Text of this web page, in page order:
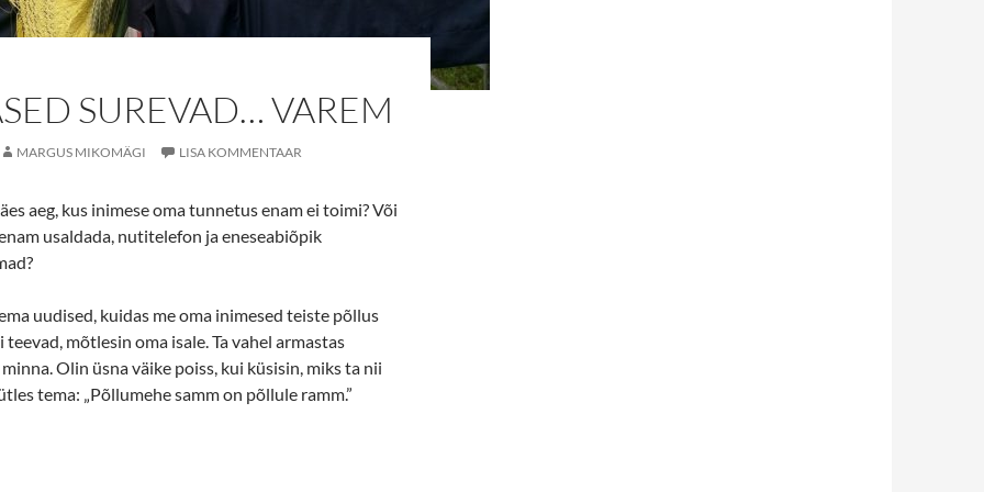
SUREVAD… VAREM
MARGUS MIKOMÄGI LISA KOMMENTAAR
aeg, kus inimese oma tunnetus enam ei toimi? Või
usaldada, nutitelefon ja eneseabiõpik
uudised, kuidas me oma inimesed teiste põllus
mõtlesin oma isale. Ta vahel armastas
Olin üsna väike poiss, kui küsisin, miks ta nii
tema: „Põllumehe samm on põllule ramm.”
surevad… varem